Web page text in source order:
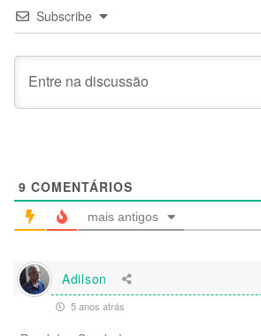
Subscribe
9 COMENTÁRIOS
mais antigos
Adilson
5 anos atrás